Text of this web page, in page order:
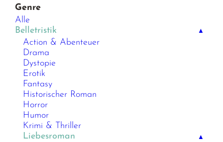
Genre
Alle
Belletristik
▲
Action & Abenteuer
Drama
Dystopie
Erotik
Fantasy
Historischer Roman
Horror
Humor
Krimi & Thriller
Liebesroman
▲